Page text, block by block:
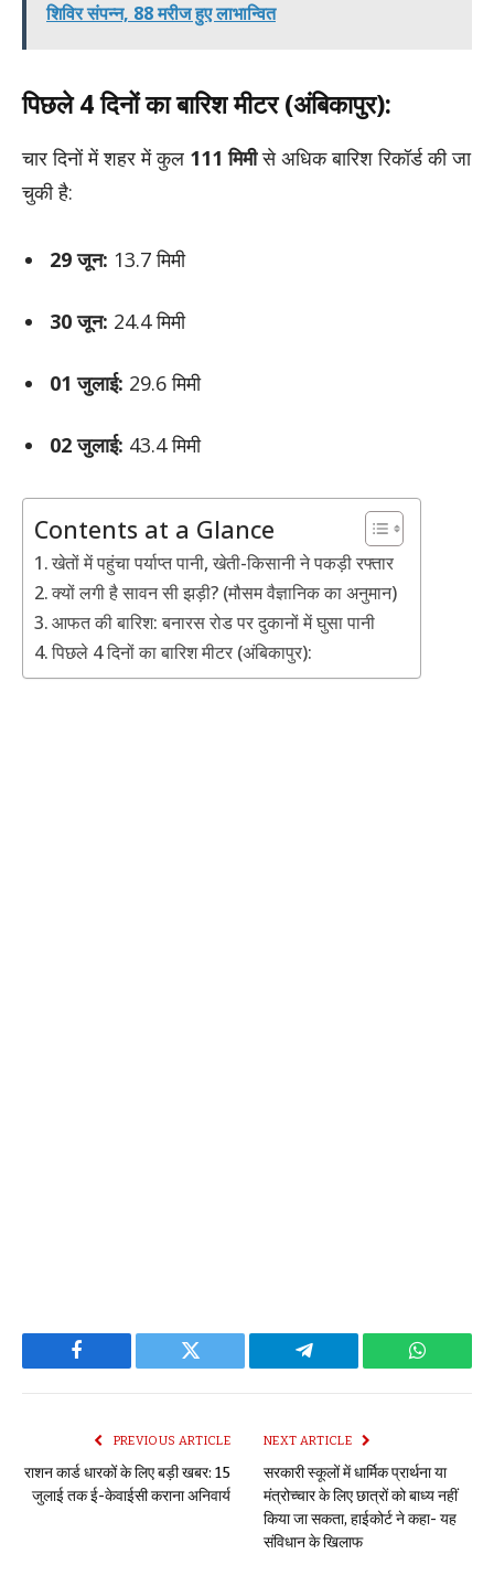
शिविर संपन्न, 88 मरीज हुए लाभान्वित
पिछले 4 दिनों का बारिश मीटर (अंबिकापुर):
चार दिनों में शहर में कुल 111 मिमीसे अधिक बारिश रिकॉर्ड की जा
चुकी है:
29 जून: 13.7 मिमी
30 जून: 24.4 मिमी
01 जुलाई: 29.6 मिमी
02 जुलाई: 43.4 मिमी
Contents at a Glance
खेतों में पहुंचा पर्याप्त पानी, खेती-किसानी ने पकड़ी रफ्तार
क्यों लगी है सावन सी झड़ी? (मौसम वैज्ञानिक का अनुमान)
आफत की बारिश: बनारस रोड पर दुकानों में घुसा पानी
पिछले 4 दिनों का बारिश मीटर (अंबिकापुर):
Facebook Twitter Telegram
PREVIOUS ARTICLE
राशन कार्ड धारकों के लिए बड़ी खबर: 15
जुलाई तक ई-केवाईसी कराना अनिवार्य
NEXT ARTICLE
सरकारी स्कूलों में धार्मिक प्रार्थना या
मंत्रोच्चार के लिए छात्रों को बाध्य नहीं
किया जा सकता, हाईकोर्ट ने कहा- यह
संविधान के खिलाफ